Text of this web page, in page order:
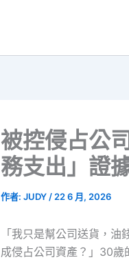
被控侵占公
務支出」證
作者: JUDY / 22 6 月, 2026
「我只是幫公司送貨，
成侵占公司資產？」30歲